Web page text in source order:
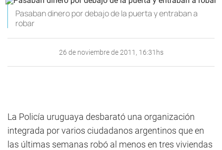
Pasaban dinero por debajo de la puerta y entraban a
robar
26 de noviembre de 2011, 16:31hs
La Policía uruguaya desbarató una organización
integrada por varios ciudadanos argentinos que en
las últimas semanas robó al menos en tres viviendas